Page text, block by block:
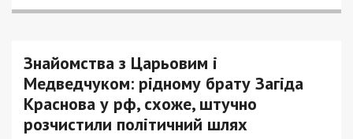
Знайомства з Царьовим і
Медведчуком: рідному брату Загіда
Краснова у рф, схоже, штучно
розчистили політичний шлях